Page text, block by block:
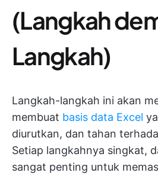
(Langkah
Langkah)
Langkah-langkah ini akan
membuat basis data Excel
diurutkan, dan tahan
Setiap langkahnya singkat,
sangat penting untuk